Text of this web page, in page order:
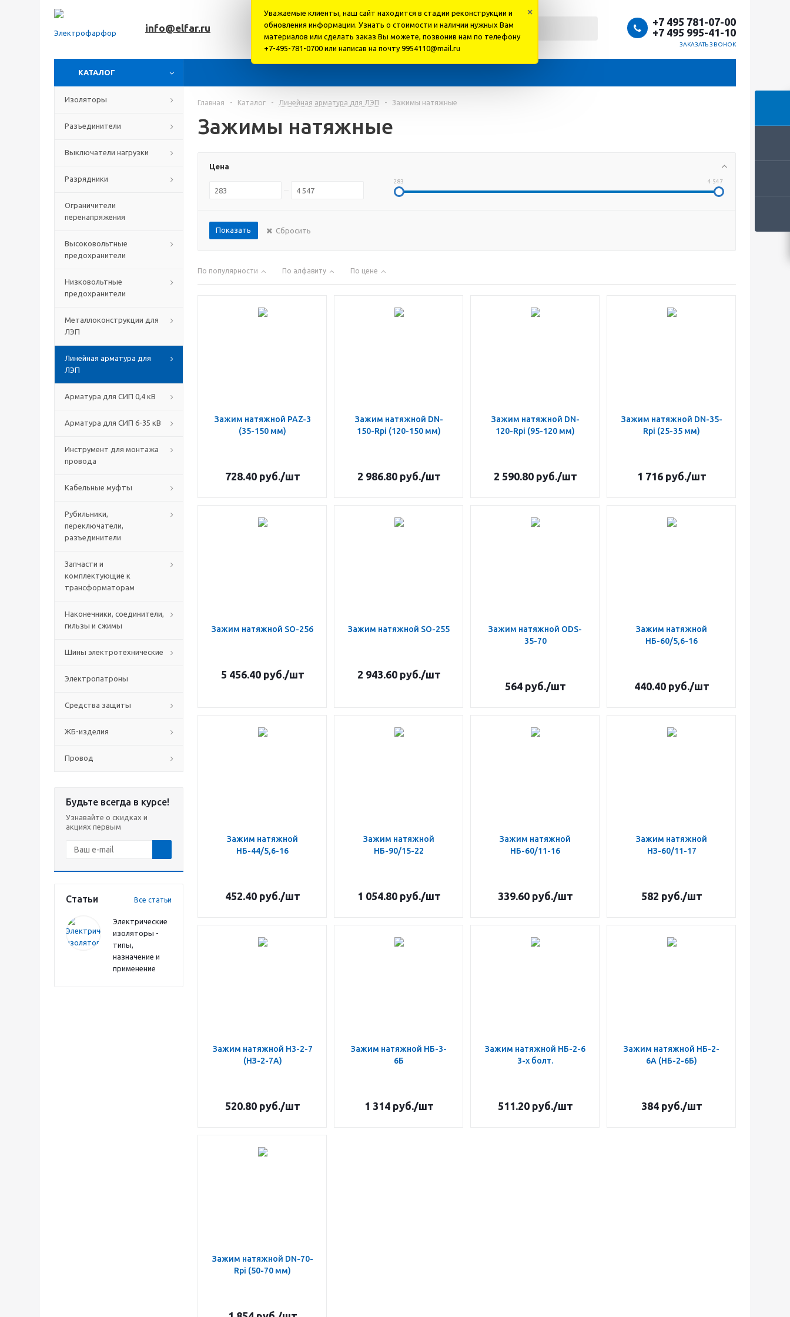
info@elfar.ru
+7 495 781-07-00
+7 495 995-41-10
ЗАКАЗАТЬ ЗВОНОК
КАТАЛОГ
Изоляторы
Разъединители
Выключатели нагрузки
Разрядники
Ограничители
перенапряжения
Высоковольтные
предохранители
Низковольтные
предохранители
Металлоконструкции для
ЛЭП
Линейная арматура для
ЛЭП
Арматура для СИП 0,4 кВ
Арматура для СИП 6-35 кВ
Инструмент для монтажа
провода
Кабельные муфты
Рубильники,
переключатели,
разъединители
Запчасти и
комплектующие к
трансформаторам
Наконечники, соединители,
гильзы и сжимы
Шины электротехнические
Электропатроны
Средства защиты
ЖБ-изделия
Провод
Будьте всегда в курсе!
Узнавайте о скидках и
акциях первым
Статьи Все статьи
Электрические
изоляторы -
типы,
назначение и
применение
Главная - Каталог - Линейная арматура для ЛЭП - Зажимы натяжные
Зажимы натяжные
Цена
283 4 547
Показать Сбросить
По популярности По алфавиту По цене
Зажим натяжной PAZ-3
(35-150 мм)
728.40руб./шт
Зажим натяжной DN-
150-Rpi (120-150 мм)
2 986.80руб./шт
Зажим натяжной DN-
120-Rpi (95-120 мм)
2 590.80руб./шт
Зажим натяжной DN-35-
Rpi (25-35 мм)
1 716руб./шт
Зажим натяжной SO-256
5 456.40руб./шт
Зажим натяжной SO-255
2 943.60руб./шт
Зажим натяжной ODS-
35-70
564руб./шт
Зажим натяжной
НБ-60/5,6-16
440.40руб./шт
Зажим натяжной
НБ-44/5,6-16
452.40руб./шт
Зажим натяжной
НБ-90/15-22
1 054.80руб./шт
Зажим натяжной
НБ-60/11-16
339.60руб./шт
Зажим натяжной
НЗ-60/11-17
582 руб./шт
Зажим натяжной Н3-2-7
(НЗ-2-7А)
520.80руб./шт
Зажим натяжной НБ-3-
6Б
1 314руб./шт
Зажим натяжной НБ-2-6
3-х болт.
511.20руб./шт
Зажим натяжной НБ-2-
6А (НБ-2-6Б)
384руб./шт
Зажим натяжной DN-70-
Rpi (50-70 мм)
Уважаемые клиенты, наш сайт находится в стадии реконструкции и
обновления информации. Узнать о стоимости и наличии нужных Вам
материалов или cделать заказ Вы можете, позвонив нам по телефону
+7-495-781-0700 или написав на почту 9954110@mail.ru
×